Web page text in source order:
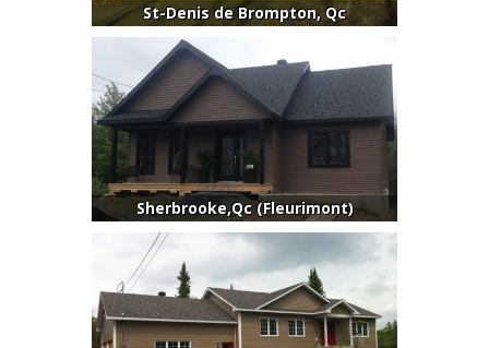
St-Denis de Brompton, Qc
Sherbrooke,Qc (Fleurimont)